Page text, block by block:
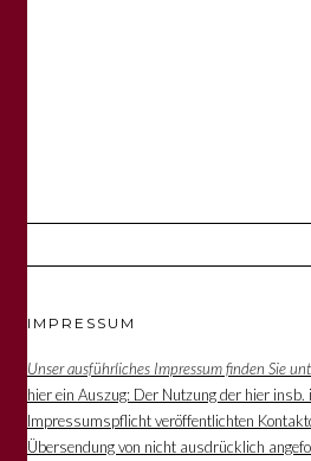
IMPRESSUM
Unser ausführliches Impressum finden Sie
hier ein Auszug: Der Nutzung der hier insb.
Impressumspflicht veröffentlichten
Übersendung von nicht ausdrücklich